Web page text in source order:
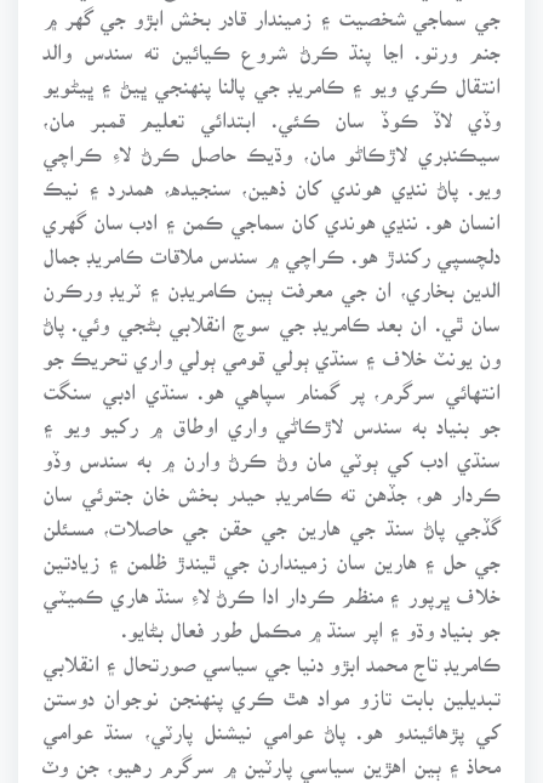
جي سماجي شخصيت ۽ زميندار قادر بخش ابڙو جي گهر ۾
جنم ورتو. اڃا پنڌ ڪرڻ شروع ڪيائين ته سندس والد
انتقال ڪري ويو ۽ ڪامريڊ جي پالنا پنهنجي ڀيڻ ۽ ڀيڻويو
وڏي لاڏ ڪوڏ سان ڪئي. ابتدائي تعليم قمبر مان،
سيڪنڊري لاڙڪاڻو مان، وڌيڪ حاصل ڪرڻ لاءِ ڪراچي
ويو. پاڻ ننڍي هوندي کان ذهين، سنجيده، همدرد ۽ نيڪ
انسان هو. ننڍي هوندي کان سماجي ڪمن ۽ ادب سان گهري
دلچسپي رکندڙ هو. ڪراچي ۾ سندس ملاقات ڪامريڊ جمال
الدين بخاري، ان جي معرفت ٻين ڪامريڊن ۽ ٽريڊ ورڪرن
سان ٿي. ان بعد ڪامريڊ جي سوچ انقلابي بڻجي وئي. پاڻ
ون يونٽ خلاف ۽ سنڌي ٻولي قومي ٻولي واري تحريڪ جو
انتهائي سرگرم، پر گمنام سپاهي هو. سنڌي ادبي سنگت
جو بنياد به سندس لاڙڪاڻي واري اوطاق ۾ رکيو ويو ۽
سنڌي ادب کي ٻوٽي مان وڻ ڪرڻ وارن ۾ به سندس وڏو
ڪردار هو، جڏهن ته ڪامريڊ حيدر بخش خان جتوئي سان
گڏجي پاڻ سنڌ جي هارين جي حقن جي حاصلات، مسئلن
جي حل ۽ هارين سان زميندارن جي ٿيندڙ ظلمن ۽ زيادتين
خلاف ڀرپور ۽ منظم ڪردار ادا ڪرڻ لاءِ سنڌ هاري ڪميٽي
جو بنياد وڌو ۽ اپر سنڌ ۾ مڪمل طور فعال بڻايو.
ڪامريڊ تاج محمد ابڙو دنيا جي سياسي صورتحال ۽ انقلابي
تبديلين بابت تازو مواد هٿ ڪري پنهنجن نوجوان دوستن
کي پڙهائيندو هو. پاڻ عوامي نيشنل پارٽي، سنڌ عوامي
محاذ ۽ ٻين اهڙين سياسي پارٽين ۾ سرگرم رهيو، جن وٽ